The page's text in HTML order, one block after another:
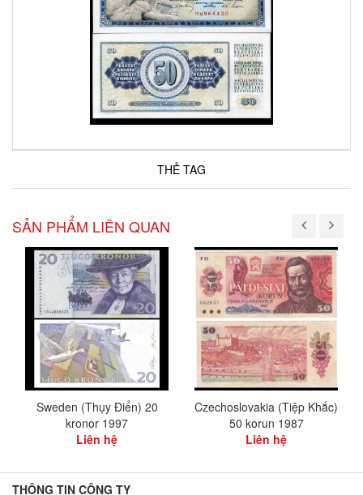
THẺ TAG
SẢN PHẨM LIÊN QUAN
Sweden (Thụy Điển) 20
kronor 1997
Liên hệ
Czechoslovakia (Tiệp Khắc)
50 korun 1987
Liên hệ
THÔNG TIN CÔNG TY